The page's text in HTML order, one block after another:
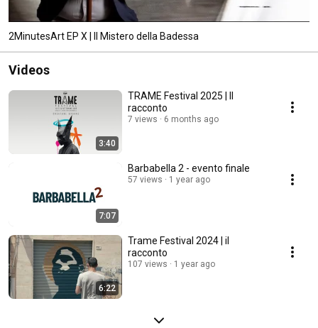
2MinutesArt EP X | Il Mistero della Badessa
Videos
3:40
TRAME Festival 2025 | Il
racconto
7 views 6 months ago
7:07
Barbabella 2 - evento finale
57 views 1 year ago
6:22
Trame Festival 2024 | il
racconto
107 views 1 year ago